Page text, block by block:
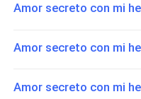
Amor secreto con mi
Amor secreto con mi
Amor secreto con mi